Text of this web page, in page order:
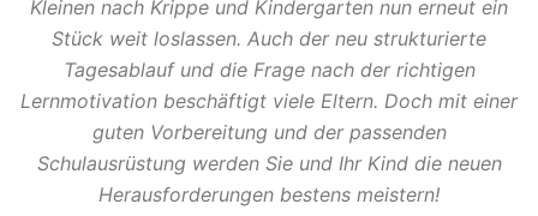
Kleinen nach Krippe und Kindergarten nun erneut ein
Stück weit loslassen. Auch der neu strukturierte
Tagesablauf und die Frage nach der richtigen
Lernmotivation beschäftigt viele Eltern. Doch mit einer
guten Vorbereitung und der passenden
Schulausrüstung werden Sie und Ihr Kind die neuen
Herausforderungen bestens meistern!